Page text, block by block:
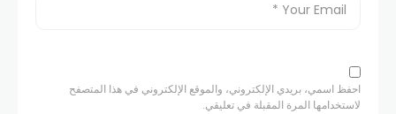
احفظ اسمي، بريدي الإلكتروني، والموقع الإلكتروني في هذا المتصفح
لاستخدامها المرة المقبلة في تعليقي.